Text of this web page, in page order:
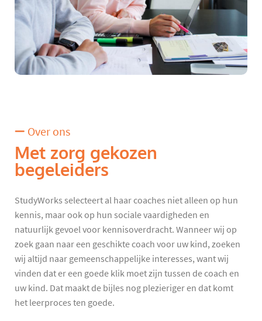
Over ons
Met zorg gekozen
begeleiders
StudyWorks selecteert al haar coaches niet alleen op hun
kennis, maar ook op hun sociale vaardigheden en
natuurlijk gevoel voor kennisoverdracht. Wanneer wij op
zoek gaan naar een geschikte coach voor uw kind, zoeken
wij altijd naar gemeenschappelijke interesses, want wij
vinden dat er een goede klik moet zijn tussen de coach en
uw kind. Dat maakt de bijles nog plezieriger en dat komt
het leerproces ten goede.